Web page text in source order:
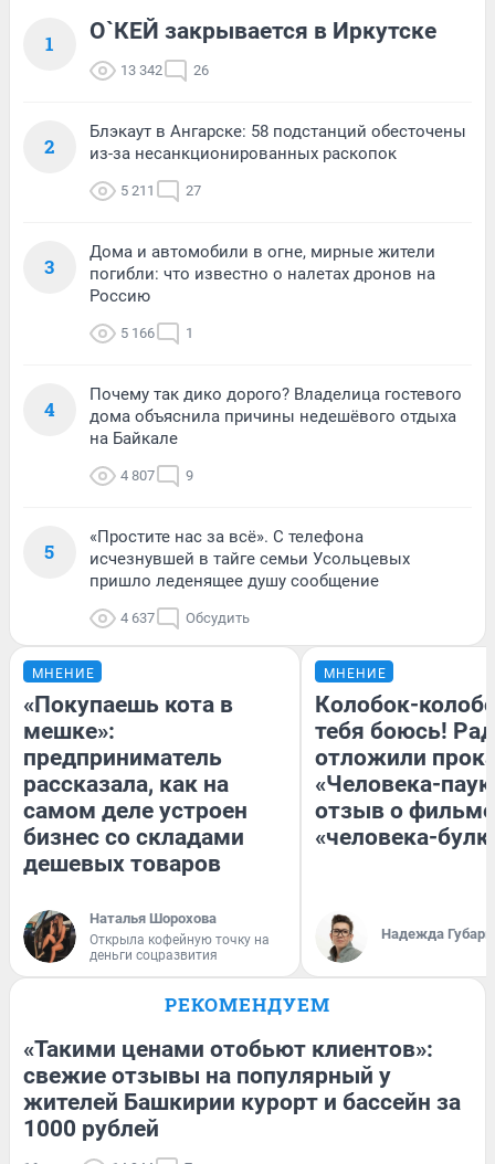
1 О`КЕЙ закрывается в Иркутске
13 342 26
2
Блэкаут в Ангарске: 58 подстанций обесточены
из-за несанкционированных раскопок
5 211 27
3
Дома и автомобили в огне, мирные жители
погибли: что известно о налетах дронов на
Россию
5 166 1
4
Почему так дико дорого? Владелица гостевого
дома объяснила причины недешёвого отдыха
на Байкале
4 807 9
5
«Простите нас за всё». С телефона
исчезнувшей в тайге семьи Усольцевых
пришло леденящее душу сообщение
4 637 Обсудить
МНЕНИЕ
«Покупаешь кота в
мешке»:
предприниматель
рассказала, как на
самом деле устроен
бизнес со складами
дешевых товаров
Наталья Шорохова
Открыла кофейную точку на
деньги соцразвития
МНЕНИЕ
Колобок-
тебя боюсь!
отложили
«Человека-
отзыв о
«человека-
Надежда Губарь
РЕКОМЕНДУЕМ
«Такими ценами отобьют клиентов»:
свежие отзывы на популярный у
жителей Башкирии курорт и бассейн за
1000 рублей